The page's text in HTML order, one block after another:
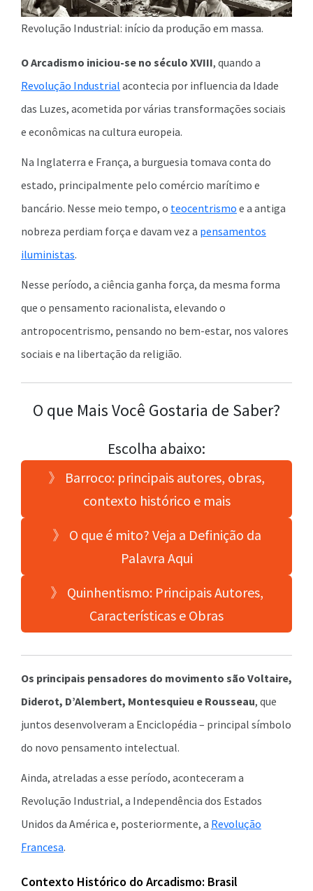
Revolução Industrial: início da produção em massa.
O Arcadismo iniciou-se no século XVIII, quando a
Revolução Industrial acontecia por influencia da Idade
das Luzes, acometida por várias transformações sociais
e econômicas na cultura europeia.
Na Inglaterra e França, a burguesia tomava conta do
estado, principalmente pelo comércio marítimo e
bancário. Nesse meio tempo, o teocentrismo e a antiga
nobreza perdiam força e davam vez a pensamentos
iluministas.
Nesse período, a ciência ganha força, da mesma forma
que o pensamento racionalista, elevando o
antropocentrismo, pensando no bem-estar, nos valores
sociais e na libertação da religião.
O que Mais Você Gostaria de Saber?
Escolha abaixo:
》 Barroco: principais autores, obras,
contexto histórico e mais
》 O que é mito? Veja a Definição da
Palavra Aqui
》 Quinhentismo: Principais Autores,
Características e Obras
Os principais pensadores do movimento são Voltaire,
Diderot, D’Alembert, Montesquieu e Rousseau, que
juntos desenvolveram a Enciclopédia – principal símbolo
do novo pensamento intelectual.
Ainda, atreladas a esse período, aconteceram a
Revolução Industrial, a Independência dos Estados
Unidos da América e, posteriormente, a Revolução
Francesa.
Contexto Histórico do Arcadismo: Brasil